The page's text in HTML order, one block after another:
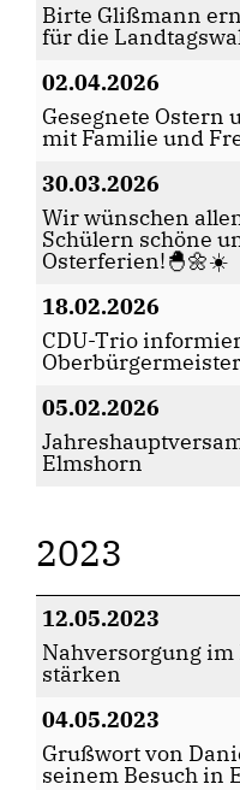
Birte Glißmann
für die
02.04.2026
Gesegnete Ostern
mit Familie und
30.03.2026
Wir wünschen
Schülern schöne
Osterferien!🐣🌼☀️
18.02.2026
CDU-Trio
05.02.2026
Elmshorn
2023
12.05.2023
Nahversorgung
stärken
04.05.2023
Grußwort von
seinem Besuch in